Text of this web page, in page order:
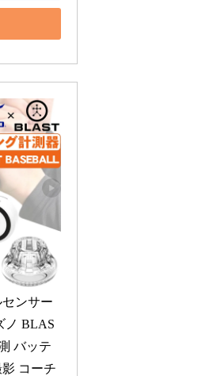
ンサー
ノ BLAS
バッテ
コーチ